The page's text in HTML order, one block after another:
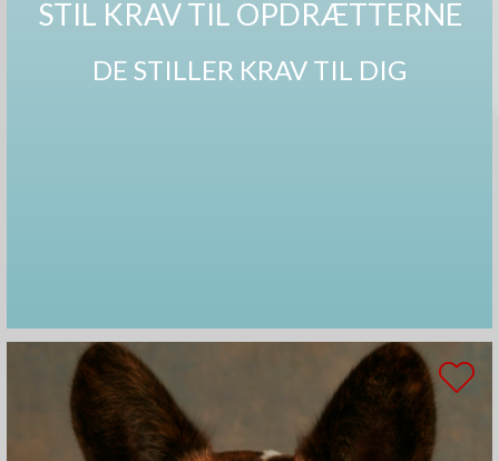
STIL KRAV TIL OPDRÆTTERNE
DE STILLER KRAV TIL DIG